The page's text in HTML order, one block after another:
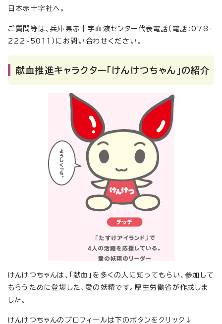
日本赤十字社へ。
ご質問等は、兵庫県赤十字血液センター代表電話（電話：078-
222-5011）にお問い合わせください。
献血推進キャラクター「けんけつちゃん」の紹介
けんけつちゃんは、「献血」を多くの人に知ってもらい、参加して
もらうために登場した、愛の妖精です。厚生労働省が作成しま
した。
けんけつちゃんのプロフィールは下のボタンをクリック↓